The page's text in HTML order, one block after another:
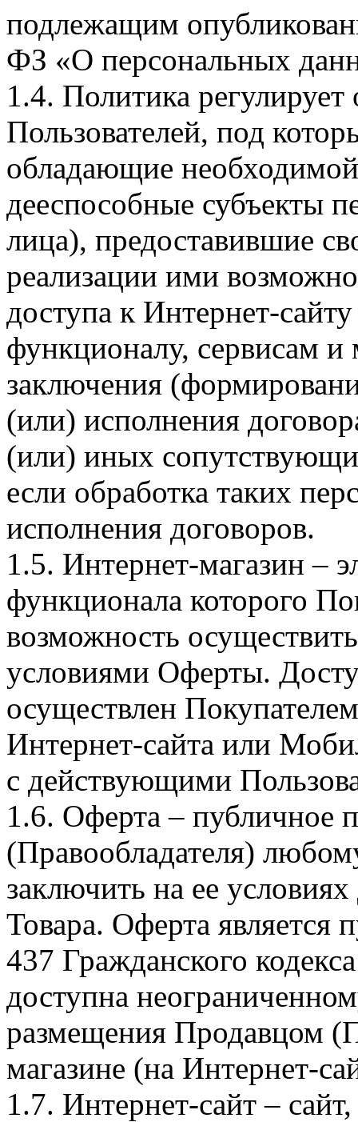
подлежащим
ФЗ «О персональных
1.4. Политика
Пользователей, под
обладающие
дееспособные субъекты
лица), предоставившие
реализации ими
доступа к Интернет-
функционалу, сервисам и
заключения
(или) исполнения
(или) иных
если обработка таких
исполнения договоров.
1.5. Интернет-магазин –
функционала которого
возможность
условиями Оферты.
осуществлен
Интернет-сайта или
с действующими
1.6. Оферта – публичное
(Правообладателя)
заключить на ее
Товара. Оферта является
437 Гражданского
доступна
размещения Продавцом
магазине (на Интернет-
1.7. Интернет-сайт –